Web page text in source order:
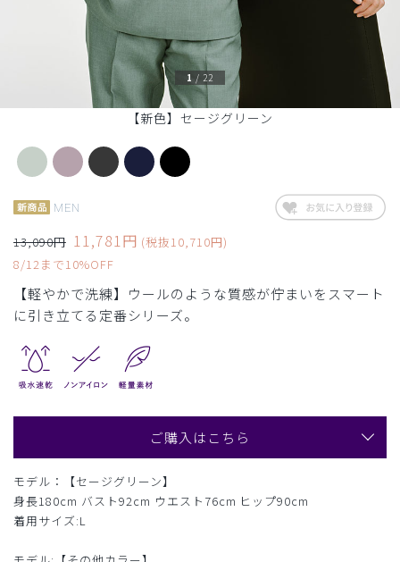
【新色】セージグリーン
1 / 22
MEN
13,090円 11,781円 (税抜10,710円)
8/12まで10%OFF
【軽やかで洗練】ウールのような質感が佇まいをスマート
に引き立てる定番シリーズ。
ご購入はこちら
モデル：【セージグリーン】
身長180cm バスト92cm ウエスト76cm ヒップ90cm
着用サイズ:L